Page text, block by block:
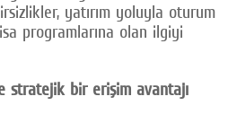
yatırım yoluyla oturum
programlarına olan ilgiyi
stratejik bir erişim avantajı